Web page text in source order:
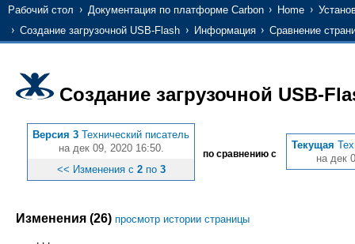
Рабочий стол Документация по платформе Carbon Home
Создание загрузочной USB-Flash
Информация Сравнение
Создание загрузочной USB-
Версия 3 Технический писатель
на дек 09, 2020 16:50.
<< Изменения с 2по 3
по сравнению с
Текущая
на дек
Изменения (26) просмотр истории страницы
...